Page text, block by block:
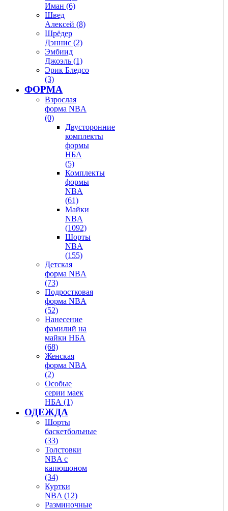
Иман (6)
Швед
Алексей (8)
Шрёдер
Дэннис (2)
Эмбиид
Джоэль (1)
Эрик Бледсо
(3)
ФОРМА
Взрослая
форма NBA
(0)
Двусторонние
комплекты
формы
НБА
(5)
Комплекты
формы
NBA
(61)
Майки
NBA
(1092)
Шорты
NBA
(155)
Детская
форма NBA
(73)
Подростковая
форма NBA
(52)
Нанесение
фамилий на
майки НБА
(68)
Женская
форма NBA
(2)
Особые
серии маек
НБА (1)
ОДЕЖДА
Шорты
баскетбольные
(33)
Толстовки
NBA с
капюшоном
(34)
Куртки
NBA (12)
Разминочные